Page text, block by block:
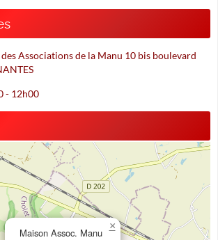
Associations de la Manu 10 bis boulevard
- 12h00
Maison Assoc. Manu
×